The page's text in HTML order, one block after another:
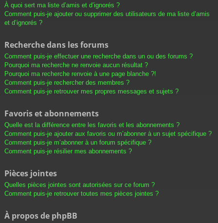
À quoi sert ma liste d’amis et d’ignorés ?
Comment puis-je ajouter ou supprimer des utilisateurs de ma liste d’amis
et d’ignorés ?
Recherche dans les forums
Comment puis-je effectuer une recherche dans un ou des forums ?
Pourquoi ma recherche ne renvoie aucun résultat ?
Pourquoi ma recherche renvoie à une page blanche ?!
Comment puis-je rechercher des membres ?
Comment puis-je retrouver mes propres messages et sujets ?
Favoris et abonnements
Quelle est la différence entre les favoris et les abonnements ?
Comment puis-je ajouter aux favoris ou m’abonner à un sujet spécifique ?
Comment puis-je m’abonner à un forum spécifique ?
Comment puis-je résilier mes abonnements ?
Pièces jointes
Quelles pièces jointes sont autorisées sur ce forum ?
Comment puis-je retrouver toutes mes pièces jointes ?
À propos de phpBB